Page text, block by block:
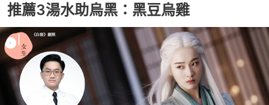
推薦3湯水助烏黑：黑豆烏雞